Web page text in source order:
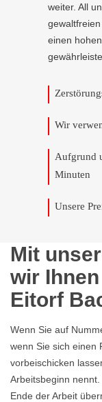
weiter. All
einen
Wir
Aufgrund
Minuten
Unsere
Mit
wir
Eitorf
Wenn Sie auf
wenn Sie sich einen
vorbeischicken
Arbeitsbeginn
Ende der Arbeit